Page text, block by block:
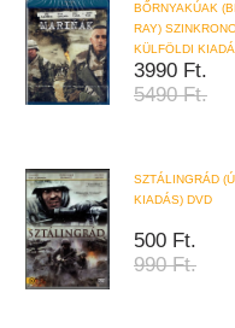
BŐRNYAKÚAK
RAY)
KÜLFÖLDI
3990 Ft.
5490 Ft.
SZTÁLINGRÁD
KIADÁS) DVD
500 Ft.
990 Ft.